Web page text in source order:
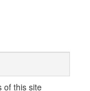
of this site